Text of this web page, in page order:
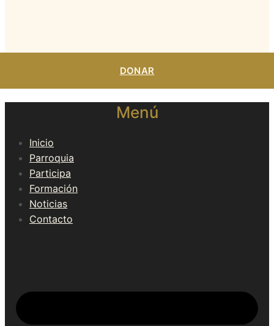
DONAR
Menú
Inicio
Parroquia
Participa
Formación
Noticias
Contacto